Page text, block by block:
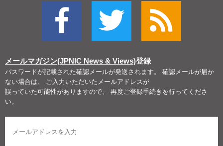
メールマガジン(JPNIC News & Views)登録
パスワードが記載された確認メールが発送されます。 確認メールが届か
ない場合は、 ご入力いただいたメールアドレスが
誤っていた可能性がありますので、 再度ご登録手続きを行ってくださ
い。